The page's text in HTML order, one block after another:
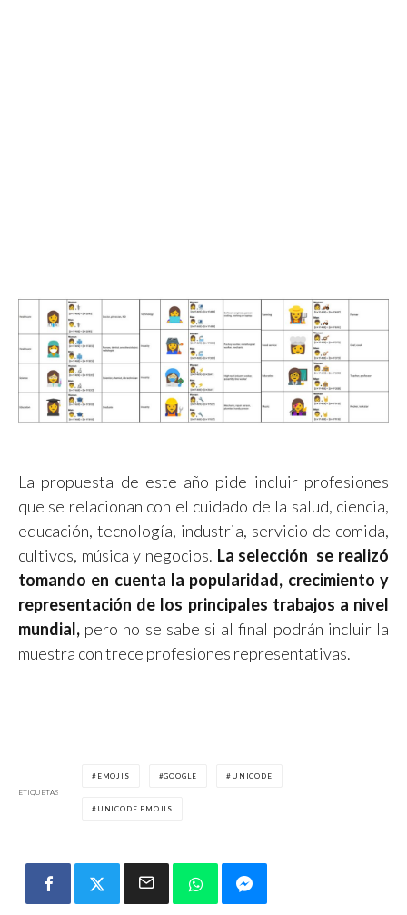
La propuesta de este año pide incluir profesiones
que se relacionan con el cuidado de la salud, ciencia,
educación, tecnología, industria, servicio de comida,
cultivos, música y negocios. La selección se realizó
tomando en cuenta la popularidad, crecimiento y
representación de los principales trabajos a nivel
mundial, pero no se sabe si al final podrán incluir la
muestra con trece profesiones representativas.
ETIQUETAS
EMOJIS GOOGLE UNICODE
UNICODE EMOJIS